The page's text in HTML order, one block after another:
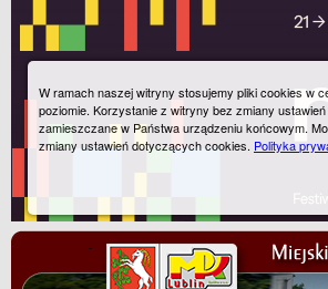
W ramach naszej witryny stosujemy pliki cookies w
poziomie. Korzystanie z witryny bez zmiany
zamieszczane w Państwa urządzeniu końcowym.
zmiany ustawień dotyczących cookies. Polityka